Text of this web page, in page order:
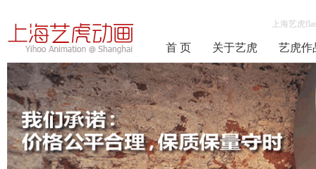
上海艺虎
首 页 关于艺虎 艺虎作